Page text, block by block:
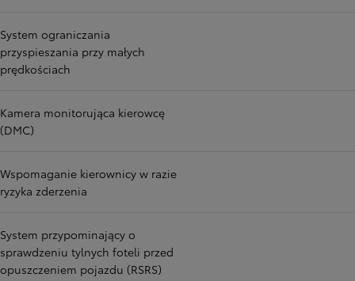
System ograniczania
przyspieszania przy małych
prędkościach
Kamera monitorująca kierowcę
(DMC)
Wspomaganie kierownicy w razie
ryzyka zderzenia
System przypominający o
sprawdzeniu tylnych foteli przed
opuszczeniem pojazdu (RSRS)